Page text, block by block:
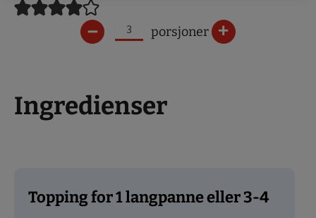
porsjoner
– +
Ingredienser
Topping for 1 langpanne eller 3-4